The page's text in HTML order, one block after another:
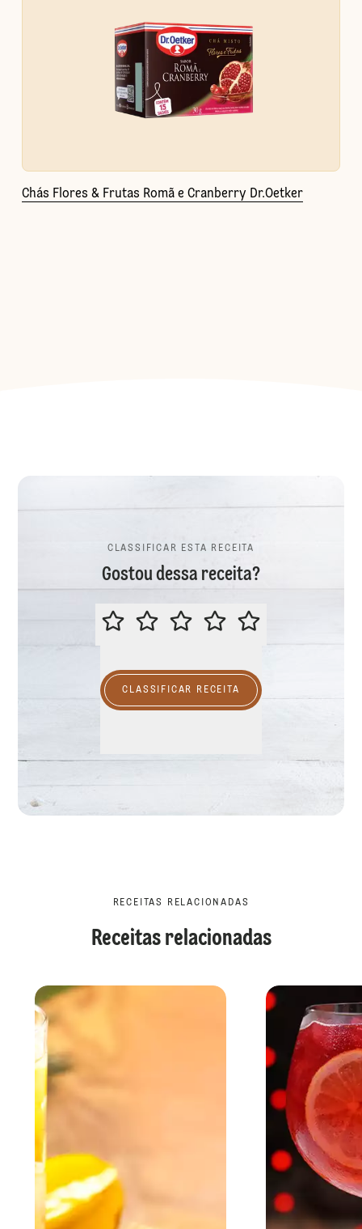
Chás Flores & Frutas Romã e Cranberry Dr.Oetker
CLASSIFICAR ESTA RECEITA
Gostou dessa receita?
CLASSIFICAR ESTA RECEITA
CLASSIFICAR RECEITA
RECEITAS RELACIONADAS
Receitas relacionadas